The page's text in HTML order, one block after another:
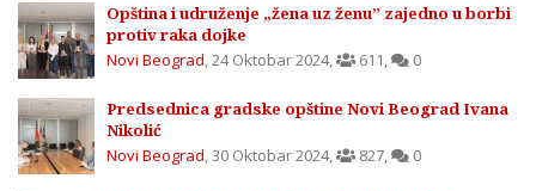
Opština i udruženje „žena uz ženu” zajedno u borbi
protiv raka dojke
Novi Beograd,24 Oktobar 2024, 611, 0
Predsednica gradske opštine Novi Beograd Ivana
Nikolić
Novi Beograd,30 Oktobar 2024, 827, 0